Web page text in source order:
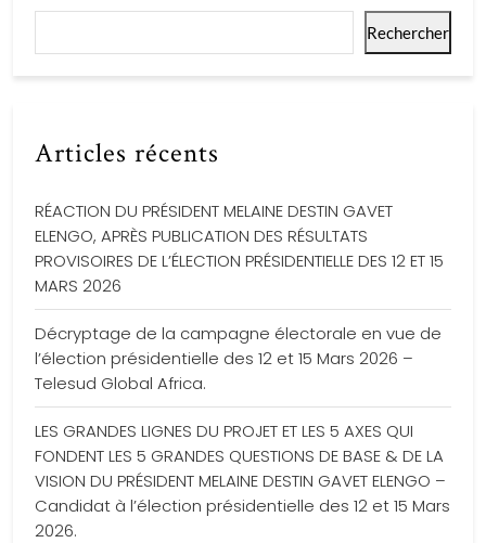
Rechercher
Articles récents
RÉACTION DU PRÉSIDENT MELAINE DESTIN GAVET
ELENGO, APRÈS PUBLICATION DES RÉSULTATS
PROVISOIRES DE L’ÉLECTION PRÉSIDENTIELLE DES 12 ET 15
MARS 2026
Décryptage de la campagne électorale en vue de
l’élection présidentielle des 12 et 15 Mars 2026 –
Telesud Global Africa.
LES GRANDES LIGNES DU PROJET ET LES 5 AXES QUI
FONDENT LES 5 GRANDES QUESTIONS DE BASE & DE LA
VISION DU PRÉSIDENT MELAINE DESTIN GAVET ELENGO –
Candidat à l’élection présidentielle des 12 et 15 Mars
2026.